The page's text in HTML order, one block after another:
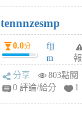
6
個
月
前
tennnzesmp
0.0分
fjj
m
w
rs
報
分享
803點閱
0 評論/給分
1